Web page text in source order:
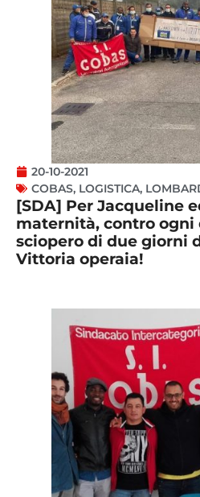
20-10-2021
COBAS, LOGISTICA,
[SDA] Per Jacqueline
maternità, contro ogni
sciopero di due giorni
Vittoria operaia!